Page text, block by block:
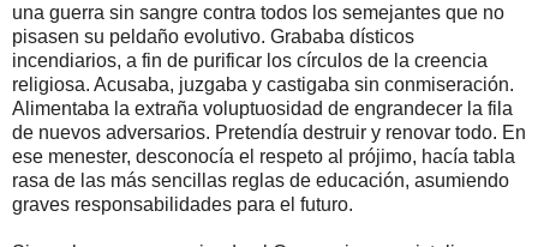
una guerra sin sangre contra todos los semejantes que no
pisasen su peldaño evolutivo. Grababa dísticos
incendiarios, a fin de purificar los círculos de la creencia
religiosa. Acusaba, juzgaba y castigaba sin conmiseración.
Alimentaba la extraña voluptuosidad de engrandecer la fila
de nuevos adversarios. Pretendía destruir y renovar todo. En
ese menester, desconocía el respeto al prójimo, hacía tabla
rasa de las más sencillas reglas de educación, asumiendo
graves responsabilidades para el futuro.